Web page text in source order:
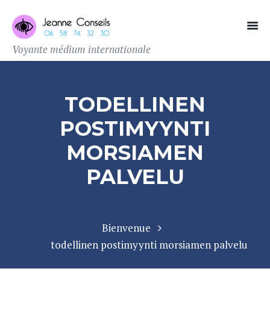
Voyante médium internationale
TODELLINEN
POSTIMYYNTI
MORSIAMEN
PALVELU
Bienvenue
todellinen postimyynti morsiamen palvelu